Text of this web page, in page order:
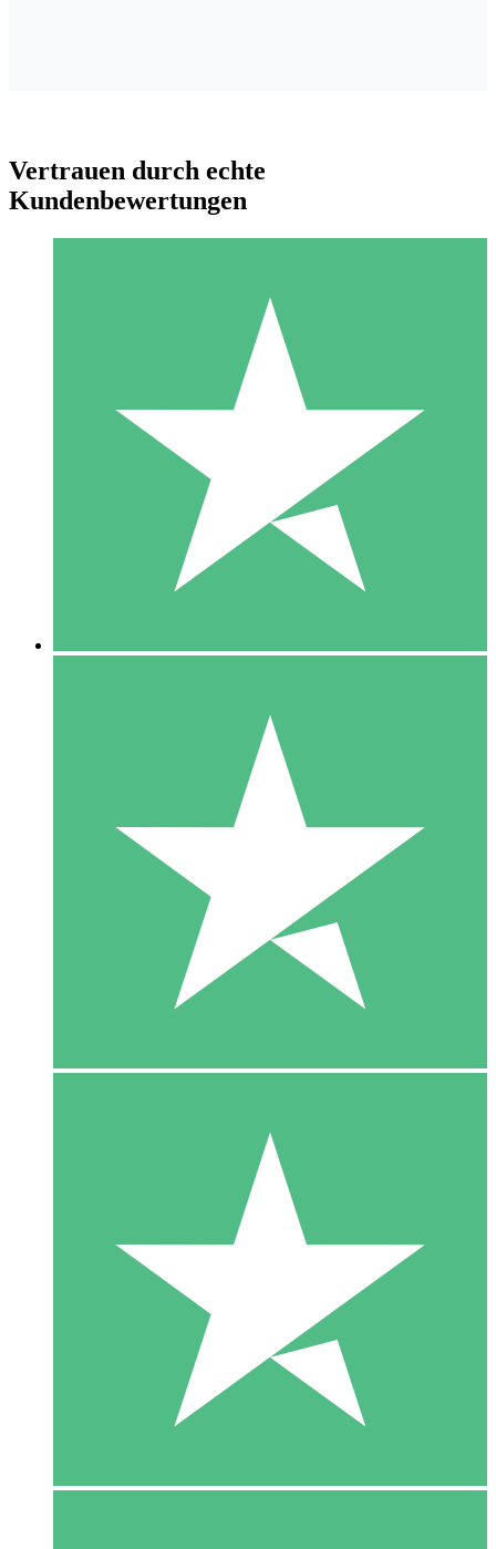
Individuelle Credit-Pakete
Zahlen Sie nach Bedarf mit Download-Credits. Keine
monatliche Verpflichtung erforderlich.
10 00
10 Downloads
20 00
Vertrauen durch echte
Kundenbewertungen